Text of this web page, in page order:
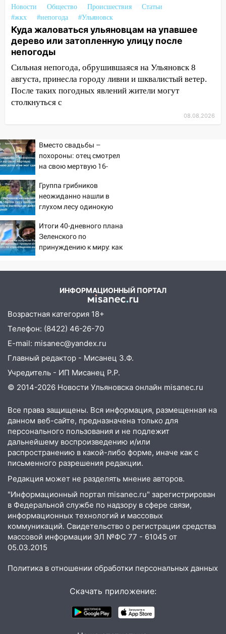
упавшее дерево или затопленную улицу
после непогоды
13:59 В Новом городе ураганным
ветром сорвало опалубку со
строящегося дома
13:54 В мэрии Ульяновска рассказали,
как устраняют последствия мощного
шторма
Орджоникидзе
13:47
На Нижней Террасе мощным
ветром вырвало дерево с корнем
13:46
Сильный ветер сорвал крышу с
СТО на проспекте Созидателей
13:35
Непогода продолжает бить по
транспорту: в Ульяновске трамвай
сошёл с рельсов
дороги в Ульяновске: фото
Непогода в Ульяновске не
закончится сегодня: сильные ливни
сохранятся 9 августа
13:15 Трижды «брал в долг» без спроса:
житель Вешкаймского района похитил у
знакомого 191 тысячу рублей
13:14 Ураган оторвал светофор на
проспекте Филатова в Ульяновске
13:12
Дерево пробило крышу дома на
Новгородской в Ульяновске и рухнуло
на электрощит
13:10 В Заволжском районе дерево
упало во дворе
13:08
Ураган ударил по Ульяновску:
сорванные крыши, поваленные деревья,
затопленные улицы и остановившиеся
трамваи
12:17 Ульяновск накрыл крупный град:
после ливня город снова уходит под
воду
12:12
Прокуратура взяла на контроль
Пьяная женщина сбила
шестилетнего ребёнка на улице
Новости Общество Происшествия
Статьи
#жкх
#непогода #Ульяновск
Куда жаловаться ульяновцам на упавшее
дерево или затопленную улицу после
непогоды
Сильная непогода, обрушившаяся на Ульяновск 8
августа, принесла городу ливни и шквалистый ветер.
После таких погодных явлений жители могут
столкнуться с
08.08.2026
Вместо свадьбы –
похороны: отец смотрел
на свою мертвую 16-
сдержать слезы
Группа грибников
неожиданно нашли в
глухом лесу одинокую
девочку с игрушкой
Итоги 40-дневного плана
Зеленского по
принуждению к миру: как
ИНФОРМАЦИОННЫЙ ПОРТАЛ
Возрастная категория 18+
Телефон: (8422) 46-26-70
E-mail: misanec@yandex.ru
Главный редактор - Мисанец З.Ф.
Учредитель - ИП Мисанец Р.Р.
© 2014-2026 Новости Ульяновска онлайн misanec.ru
Все права защищены. Вся информация, размещенная на
данном веб-сайте, предназначена только для
персонального пользования и не подлежит
дальнейшему воспроизведению и/или
распространению в какой-либо форме, иначе как с
письменного разрешения редакции.
Редакция может не разделять мнение авторов.
"Информационный портал misanec.ru" зарегистрирован
в Федеральной службе по надзору в сфере связи,
информационных технологий и массовых
коммуникаций. Свидетельство о регистрации средства
массовой информации ЭЛ №ФС 77 - 61045 от
05.03.2015
Политика в отношении обработки персональных данных
Скачать приложение: